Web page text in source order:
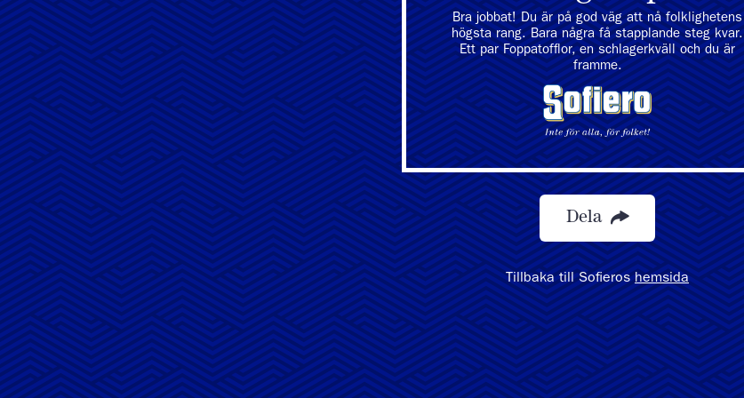
Bra jobbat! Du är på god väg att nå folklighetens
högsta rang. Bara några få stapplande steg kvar.
Ett par Foppatofflor, en schlagerkväll och du är
framme.
Dela
Tillbaka till Sofieroshemsida